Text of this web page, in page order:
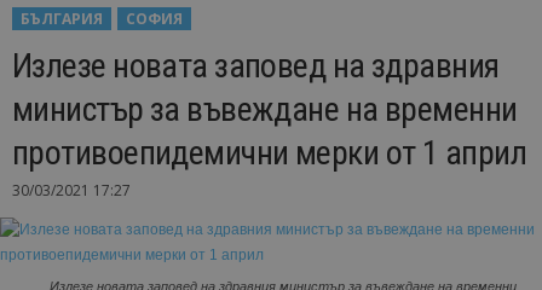
БЪЛГАРИЯ
СОФИЯ
Излезе новата заповед на здравния
министър за въвеждане на временни
противоепидемични мерки от 1 април
30/03/2021 17:27
Излезе новата заповед на здравния министър за въвеждане на временни